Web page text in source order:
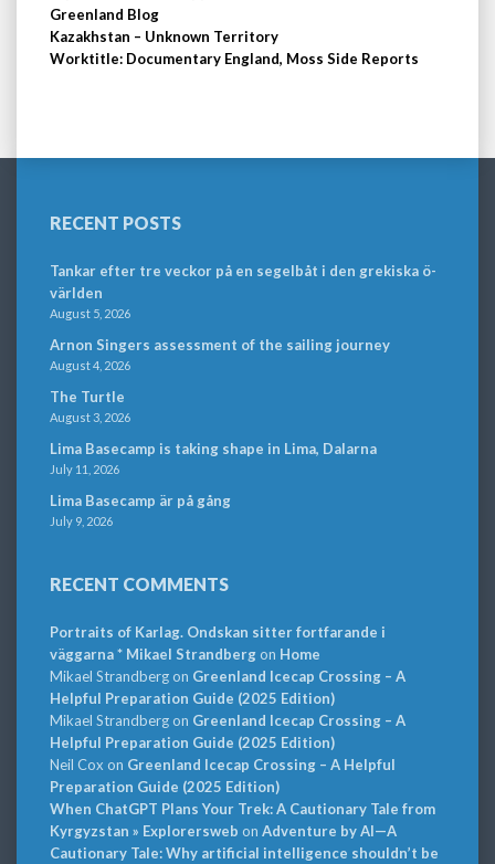
Greenland Blog
Kazakhstan – Unknown Territory
Worktitle: Documentary England, Moss Side Reports
RECENT POSTS
Tankar efter tre veckor på en segelbåt i den grekiska ö-
världen
August 5, 2026
Arnon Singers assessment of the sailing journey
August 4, 2026
The Turtle
August 3, 2026
Lima Basecamp is taking shape in Lima, Dalarna
July 11, 2026
Lima Basecamp är på gång
July 9, 2026
RECENT COMMENTS
Portraits of Karlag. Ondskan sitter fortfarande i
väggarna * Mikael Strandbergon Home
Mikael Strandbergon Greenland Icecap Crossing – A
Helpful Preparation Guide (2025 Edition)
Mikael Strandbergon Greenland Icecap Crossing – A
Helpful Preparation Guide (2025 Edition)
Neil Cox on Greenland Icecap Crossing – A Helpful
Preparation Guide (2025 Edition)
When ChatGPT Plans Your Trek: A Cautionary Tale from
Kyrgyzstan » Explorersweb on Adventure by AI—A
Cautionary Tale: Why artificial intelligence shouldn’t be